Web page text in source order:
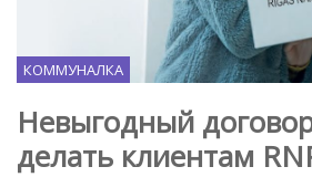
КОММУНАЛКА
Невыгодный
делать клиентам